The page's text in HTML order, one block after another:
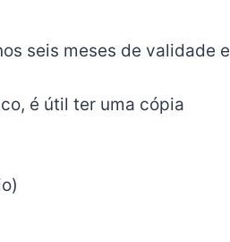
seis meses de validade e
é útil ter uma cópia